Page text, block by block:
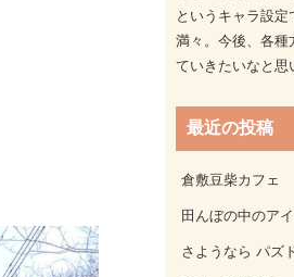
というキャラ設
満々。今後、各種
ていきたいなと思
最近の投稿
倉敷豆柴カフェ
田んぼの中のア
さようなら パズ